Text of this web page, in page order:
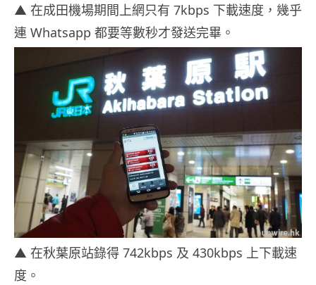
▲ 在成田機場期間上網只有 7kbps 下載速度，幾乎
連 Whatsapp 都要等數秒才發送完畢。
▲ 在秋葉原站錄得 742kbps 及 430kbps 上下載速
度。